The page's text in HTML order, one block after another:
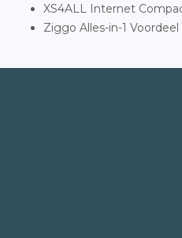
XS4ALL Internet
Ziggo Alles-in-1